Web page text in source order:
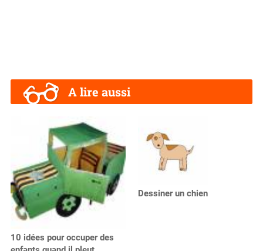
A lire aussi
10 idées pour occuper des
Dessiner un chien